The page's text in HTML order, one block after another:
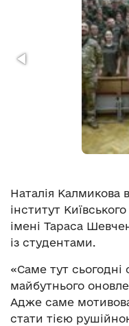
Наталія Калмикова
інститут
імені Тараса
із студентами.
«Саме тут
майбутнього
Адже саме
стати тією